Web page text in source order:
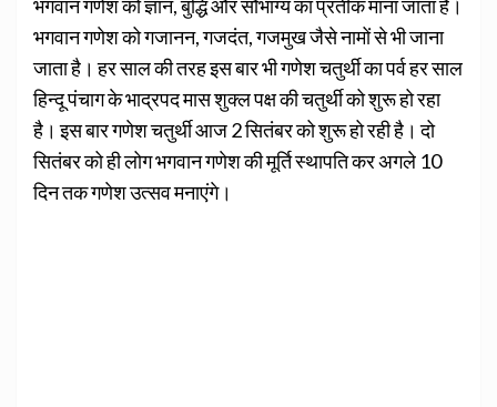
भगवान गणेश को ज्ञान, बुद्धि और सौभाग्य का प्रतीक माना जाता है।
भगवान गणेश को गजानन, गजदंत, गजमुख जैसे नामों से भी जाना
जाता है। हर साल की तरह इस बार भी गणेश चतुर्थी का पर्व हर साल
हिन्दू पंचाग के भाद्रपद मास शुक्ल पक्ष की चतुर्थी को शुरू हो रहा
है। इस बार गणेश चतुर्थी आज 2 सितंबर को शुरू हो रही है। दो
सितंबर को ही लोग भगवान गणेश की मूर्ति स्थापति कर अगले 10
दिन तक गणेश उत्सव मनाएंगे।